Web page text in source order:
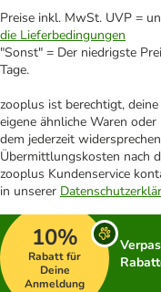
Preise inkl. MwSt. UVP =
die Lieferbedingungen
"Sonst" = Der niedrigste
Tage.
zooplus ist berechtigt,
eigene ähnliche Waren
dem jederzeit
Übermittlungskosten nach
zooplus Kundenservice
in unserer
10%
Rabatt für
Deine
Anmeldung